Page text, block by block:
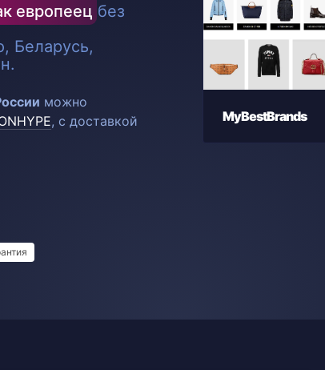
европеец без
Беларусь,
можно
, с доставкой
MyBestBrands